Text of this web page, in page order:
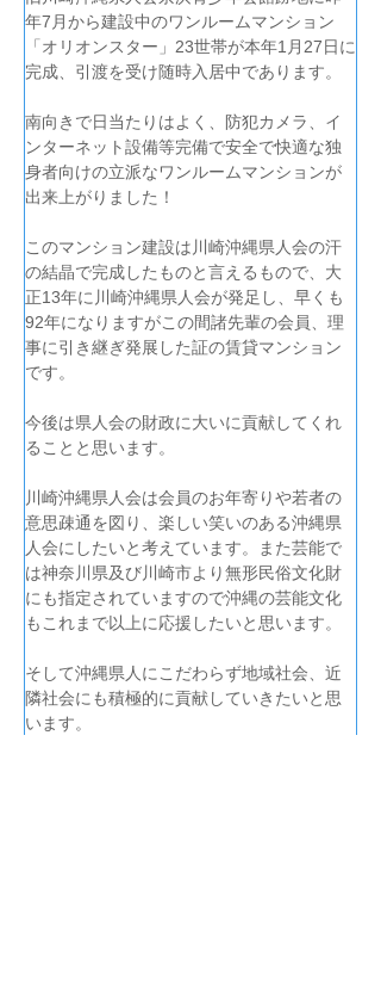
年7月から建設中のワンルームマンション
「オリオンスター」23世帯が本年1月27日に
完成、引渡を受け随時入居中であります。
南向きで日当たりはよく、防犯カメラ、イ
ンターネット設備等完備で安全で快適な独
身者向けの立派なワンルームマンションが
出来上がりました！
このマンション建設は川崎沖縄県人会の汗
の結晶で完成したものと言えるもので、大
正13年に川崎沖縄県人会が発足し、早くも
92年になりますがこの間諸先輩の会員、理
事に引き継ぎ発展した証の賃貸マンション
です。
今後は県人会の財政に大いに貢献してくれ
ることと思います。
川崎沖縄県人会は会員のお年寄りや若者の
意思疎通を図り、楽しい笑いのある沖縄県
人会にしたいと考えています。また芸能で
は神奈川県及び川崎市より無形民俗文化財
にも指定されていますので沖縄の芸能文化
もこれまで以上に応援したいと思います。
そして沖縄県人にこだわらず地域社会、近
隣社会にも積極的に貢献していきたいと思
います。